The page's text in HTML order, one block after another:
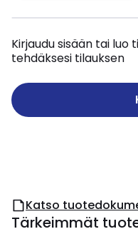
Kirjaudu sisään tai luo
tehdäksesi tilauksen
Katso
Tärkeimmät